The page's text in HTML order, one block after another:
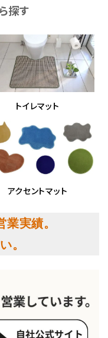
探す
トイレマット
アクセントマット
実績。
。